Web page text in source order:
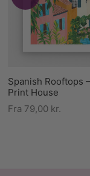
Spanish Rooftops
Print House
Fra 79,00 kr.